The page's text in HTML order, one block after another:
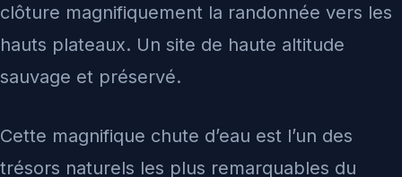
clôture magnifiquement la randonnée vers les
hauts plateaux. Un site de haute altitude
sauvage et préservé.
Cette magnifique chute d’eau est l’un des
trésors naturels les plus remarquables du